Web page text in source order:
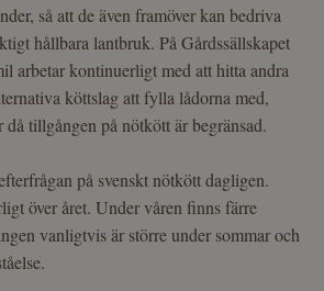
så att de även framöver kan bedriva
hållbara lantbruk. På Gårdssällskapet
arbetar kontinuerligt med att hitta andra
köttslag att fylla lådorna med,
tillgången på nötkött är begränsad.
på svenskt nötkött dagligen.
över året. Under våren finns färre
vanligtvis är större under sommar och